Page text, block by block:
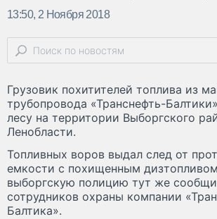
13:50, 2 Ноября 2018
Грузовик похитителей топлива из
трубопровода «Транснефть-
лесу на территории Выборгского
Ленобласти.
Топливных воров выдал след от
емкости с похищенным
выборгскую полицию тут же
сотрудников охраны компании
Балтика».